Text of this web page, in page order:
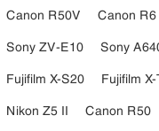
Canon R50V
Canon R6
Sony ZV-E10
Sony
Fujifilm X-S20
Fujifilm
Nikon Z5 II
Canon R50